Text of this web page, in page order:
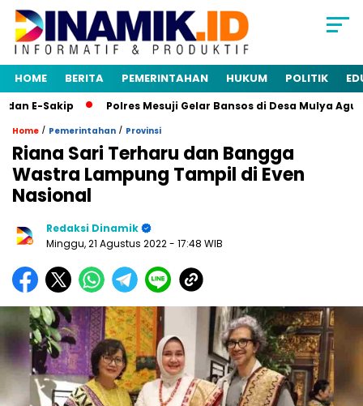
HOME BERITA PEMERINTAHAN HUKUM POLITIK
E-Sakip Polres Mesuji Gelar Bansos di Desa Mulya Agung,
Home / Pemerintahan / Provinsi
Riana Sari Terharu dan Bangga
Wastra Lampung Tampil di Even
Nasional
Redaksi Dinamik
Minggu, 21 Agustus 2022- 17:48 WIB